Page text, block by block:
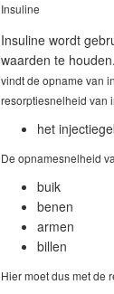
Insuline
Insuline wordt
waarden te houden.
vindt de opname van
resorptiesnelheid van
het
De opnamesnelheid
buik
benen
armen
billen
Hier moet dus met de